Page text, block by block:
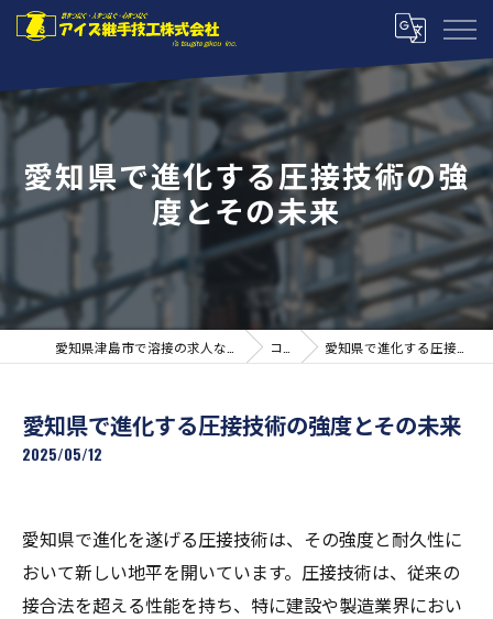
愛知県で進化する圧接技術の強
度とその未来
コラム 愛知県で進化する圧接技術の強度とその未来
愛知県で進化する圧接技術の強度とその未来
2025/05/12
愛知県で進化を遂げる圧接技術は、その強度と耐久性に
おいて新しい地平を開いています。圧接技術は、従来の
接合法を超える性能を持ち、特に建設や製造業界におい